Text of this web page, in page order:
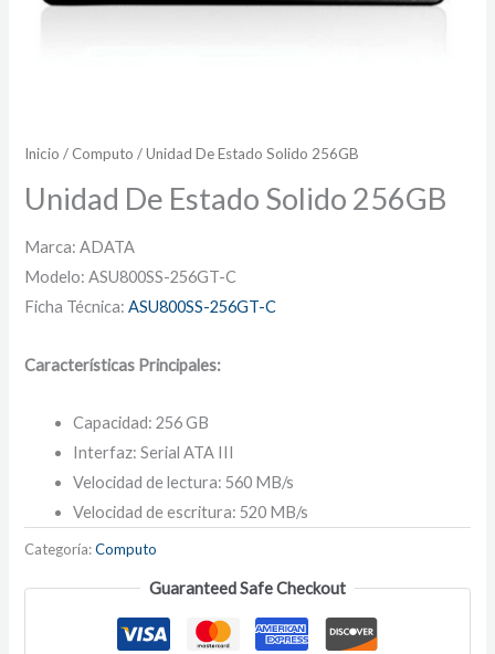
Inicio / Computo / Unidad De Estado Solido 256GB
Unidad De Estado Solido 256GB
Marca: ADATA
Modelo: ASU800SS-256GT-C
Ficha Técnica:ASU800SS-256GT-C
Características Principales:
Capacidad: 256 GB
Interfaz: Serial ATA III
Velocidad de lectura: 560 MB/s
Velocidad de escritura: 520 MB/s
Categoría:Computo
Guaranteed Safe Checkout